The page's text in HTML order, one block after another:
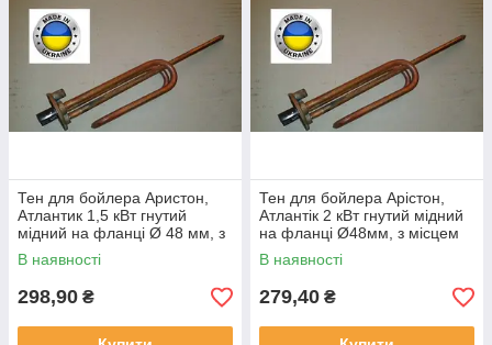
Тен для бойлера Аристон,
Атлантик 1,5 кВт гнутий
мідний на фланці Ø 48 мм, з
місцем під анод М6 Україна
В наявності
298,90 ₴
Тен для бойлера Арістон,
Атлантік 2 кВт гнутий мідний
на фланці Ø48мм, з місцем
під анод М6 Україна
В наявності
279,40 ₴